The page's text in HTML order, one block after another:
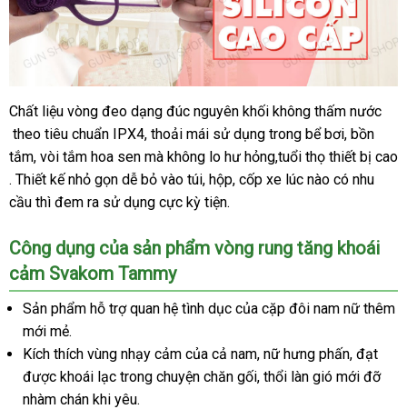
gunshop.vn
Vòng
rung
tăng
khoái
cảm
Svakom
cao
cấp
chính
hãng
tại
gunshop.vn
Chất liệu vòng đeo dạng đúc nguyên khối không thấm nước
theo tiêu chuẩn IPX4bảng
giá
, thoải mái sử dụng trong bể bơigiảm
giá
, bồn
tắmmini
, vòi tắm hoa sen quà
tặng
mà không lo hư hỏng,tuổi thọ thiết bị cao
hàng
giả
. Thiết kế nhỏ gọn dễ bỏ vào túiquà
tặng
, hộpđẹp
, cốp xe lúc nào có nhu
cầu giá
thì đem ra sử dụng cực kỳ tiện.
Công dụng đại
lý
của sản phẩm vòng rung tăng khoái
cảm Svakom Tammy
Sản phẩm hỗ trợ quan hệ tình dục đánh
của cặp đôi nam nữ thêm
mới mẻ.
Kích thích vùng nhạy cảm giá
rẻ
của cả namkhuyến
mãi
, nữ hưng phấnkhuyến
mãi
, đạt
được khoái lạc trong chuyện chăn gốicó
, thổi làn gió mới đỡ
nhàm chán khi yêu.